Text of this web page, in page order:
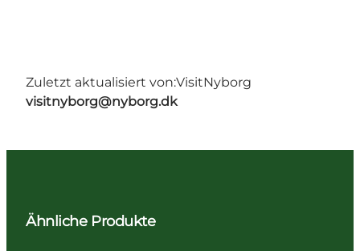
Zuletzt aktualisiert von:VisitNyborg
visitnyborg@nyborg.dk
Ähnliche Produkte